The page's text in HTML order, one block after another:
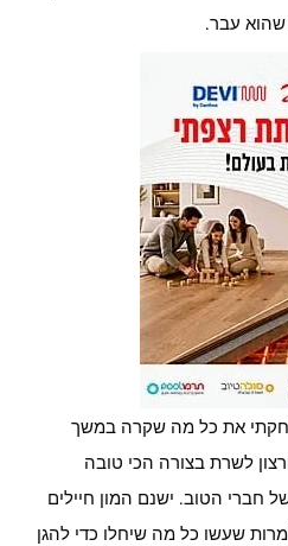
עבר.
את כל מה שקרה במשך
לשרת בצורה הכי טובה
הטוב. ישנם המון חיילים
שעשו כל מה שיחלו כדי להגן